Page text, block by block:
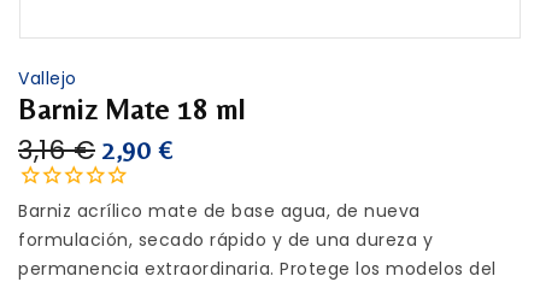
Vallejo
Barniz Mate 18 ml
3,16 € 2,90 €
Barniz acrílico mate de base agua, de nueva
formulación, secado rápido y de una dureza y
permanencia extraordinaria. Protege los modelos del